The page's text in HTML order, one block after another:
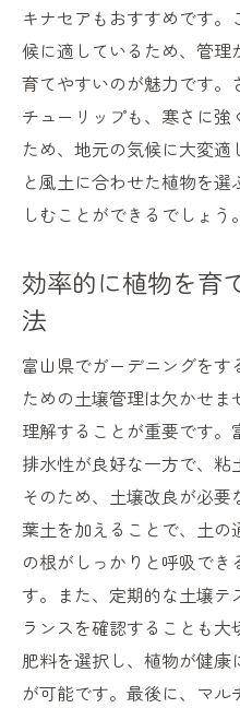
キナセアもおすすめです
候に適しているため、管理
育てやすいのが魅力です。
チューリップも、寒さに強
ため、地元の気候に大変
と風土に合わせた植物を
しむことができるでしょう。
効率的に植物を育
法
富山県でガーデニングをす
ための土壌管理は欠かせ
理解することが重要です
排水性が良好な一方で、粘
そのため、土壌改良が必
葉土を加えることで、土
の根がしっかりと呼吸で
す。また、定期的な土壌テ
ランスを確認することも
肥料を選択し、植物が健康
が可能です。最後に、マ